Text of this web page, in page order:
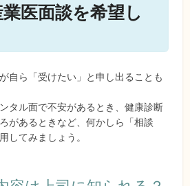
医面談を希望し
自ら「受けたい」と申し出ることも
タル面で不安があるとき、健康診断
があるときなど、何かしら「相談
してみましょう。